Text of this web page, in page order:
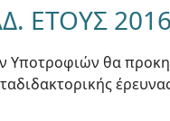
ΕΤΟΥΣ
θα